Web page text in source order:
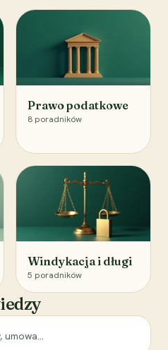
Prawo podatkowe
8 poradników
Windykacja i długi
5 poradników